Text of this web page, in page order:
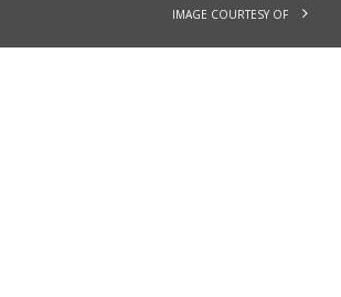
IMAGE COURTESY OF